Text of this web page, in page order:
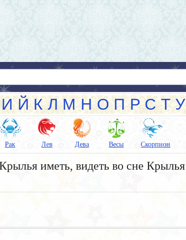
И Й К Л М Н О П Р С Т У
Рак Лев Дева Весы Скорпион
иметь, видеть во сне Крылья